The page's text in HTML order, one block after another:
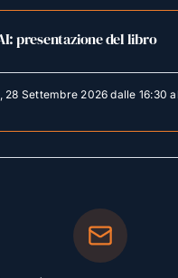
presentazione del libro
28 Settembre 2026 dalle 16:30